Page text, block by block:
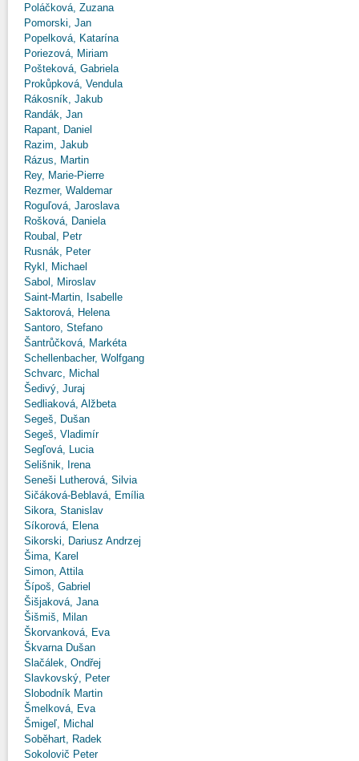
Poláčková, Zuzana
Pomorski, Jan
Popelková, Katarína
Poriezová, Miriam
Pošteková, Gabriela
Prokůpková, Vendula
Rákosník, Jakub
Randák, Jan
Rapant, Daniel
Razim, Jakub
Rázus, Martin
Rey, Marie-Pierre
Rezmer, Waldemar
Roguľová, Jaroslava
Rošková, Daniela
Roubal, Petr
Rusnák, Peter
Rykl, Michael
Sabol, Miroslav
Saint-Martin, Isabelle
Saktorová, Helena
Santoro, Stefano
Šantrůčková, Markéta
Schellenbacher, Wolfgang
Schvarc, Michal
Šedivý, Juraj
Sedliaková, Alžbeta
Segeš, Dušan
Segeš, Vladimír
Segľová, Lucia
Selišnik, Irena
Seneši Lutherová, Silvia
Sičáková-Beblavá, Emília
Sikora, Stanislav
Síkorová, Elena
Sikorski, Dariusz Andrzej
Šima, Karel
Simon, Attila
Šípoš, Gabriel
Šišjaková, Jana
Šišmiš, Milan
Škorvanková, Eva
Škvarna Dušan
Slačálek, Ondřej
Slavkovský, Peter
Slobodník Martin
Šmelková, Eva
Šmigeľ, Michal
Soběhart, Radek
Sokolovič Peter